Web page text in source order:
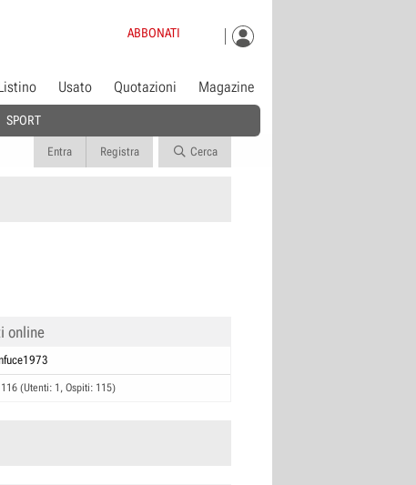
ABBONATI
SPORT
Usato Quotazioni Magazine
Entra Registra Cerca
online
(Utenti: 1, Ospiti: 115)